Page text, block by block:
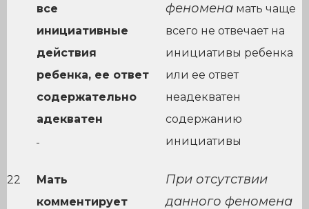
все
инициативные
действия
ребенка, ее ответ
содержательно
адекватен
феномена мать чаще
всего не отвечает на
инициативы ребенка
или ее ответ
неадекватен
содержанию
инициативы
22
Мать
комментирует
При отсутствии
данного феномена